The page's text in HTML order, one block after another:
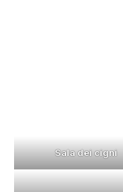
Sala dei cigni